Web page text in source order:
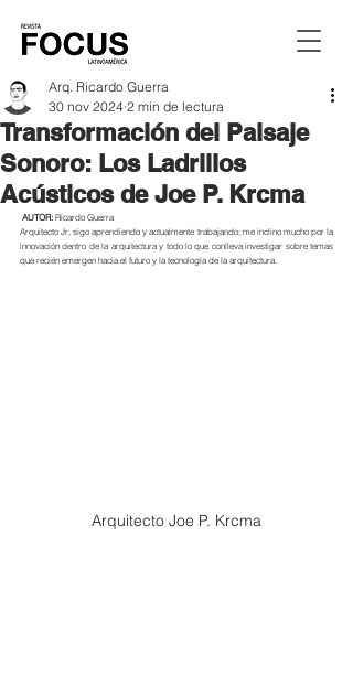
Transformación del Paisaje
Sonoro: Los Ladrillos
Acústicos de Joe P. Krcma
Arq. Ricardo Guerra
30 nov 2024 2 min de lectura
AUTOR: Ricardo Guerra
Arquitecto Jr, sigo aprendiendo y actualmente trabajando; me inclino mucho por la
innovación dentro de la arquitectura y todo lo que conlleva investigar sobre temas
que recién emergen hacia el futuro y la tecnología de la arquitectura.
Arquitecto Joe P. Krcma